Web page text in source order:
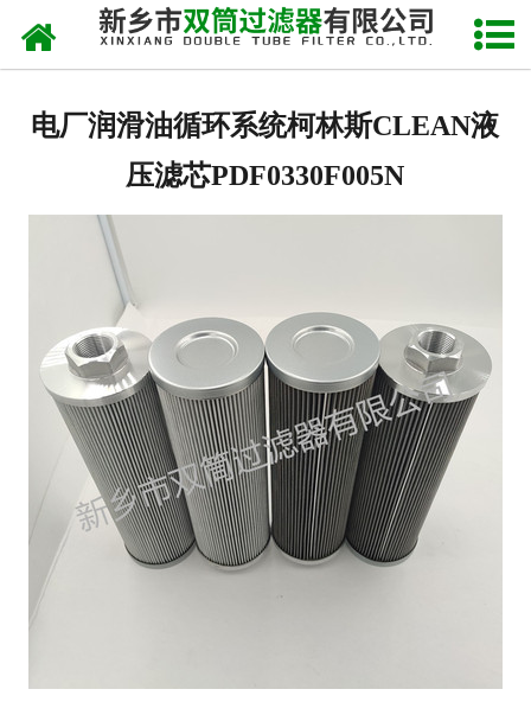
网站首页
新闻中心
在线留言
联系我们
网站地图
电厂润滑油循环系统柯林斯CLEAN液
压滤芯PDF0330F005N